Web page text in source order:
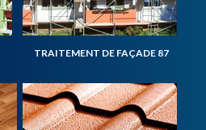
TRAITEMENT DE FAÇADE 87